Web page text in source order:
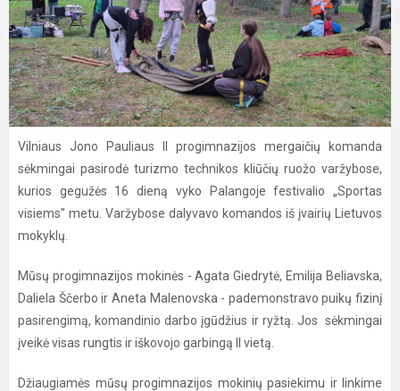
Vilniaus Jono Pauliaus II progimnazijos mergaičių komanda
sėkmingai pasirodė turizmo technikos kliūčių ruožo varžybose,
kurios gegužės 16 dieną vyko Palangoje festivalio „Sportas
visiems” metu. Varžybose dalyvavo komandos iš įvairių Lietuvos
mokyklų.
Mūsų progimnazijos mokinės - Agata Giedrytė, Emilija Beliavska,
Daliela Ščerbo ir Aneta Malenovska - pademonstravo puikų fizinį
pasirengimą, komandinio darbo įgūdžius ir ryžtą. Jos sėkmingai
įveikė visas rungtis ir iškovojo garbingą II vietą.
Džiaugiamės mūsų progimnazijos mokinių pasiekimu ir linkime